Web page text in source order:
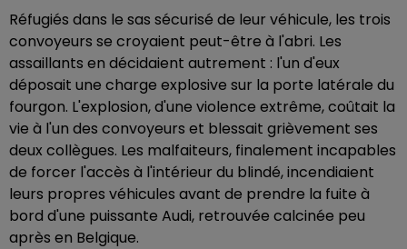
Réfugiés dans le sas sécurisé de leur véhicule, les trois
convoyeurs se croyaient peut-être à l'abri. Les
assaillants en décidaient autrement : l'un d'eux
déposait une charge explosive sur la porte latérale du
fourgon. L'explosion, d'une violence extrême, coûtait la
vie à l'un des convoyeurs et blessait grièvement ses
deux collègues. Les malfaiteurs, finalement incapables
de forcer l'accès à l'intérieur du blindé, incendiaient
leurs propres véhicules avant de prendre la fuite à
bord d'une puissante Audi, retrouvée calcinée peu
après en Belgique.